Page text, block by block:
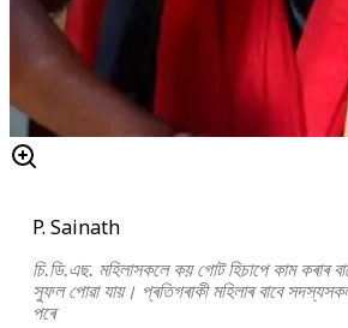
P. Sainath
চি.ডি.এছ. মহিলাসকলে কয় গোট হিচাপে কাম কৰাৰ
সুফল পোৱা যায়। প্ৰতিগৰাকী মহিলাৰ বাবে
পৰে